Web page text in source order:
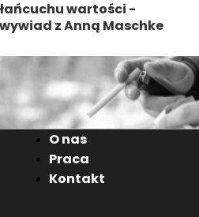
łańcuchu wartości -
wywiad z Anną Maschke
Kadry i płace
O nas
Praca
Kontakt
dla firm
doradztwo wspierające firmy
w dostosowaniu działalności
i środowiskowych. Nasze usługi
minimalizować ryzyka,
łącząc wiedzę